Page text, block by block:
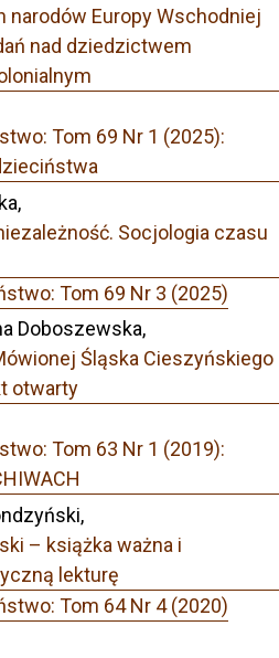
narodów Europy Wschodniej
nad dziedzictwem
Tom 69 Nr 1 (2025):
Socjologia czasu
Tom 69 Nr 3 (2025)
Doboszewska,
Śląska Cieszyńskiego
otwarty
Tom 63 Nr 1 (2019):
– książka ważna i
lekturę
Tom 64 Nr 4 (2020)